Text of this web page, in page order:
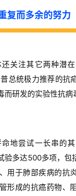
复而多余的努力
关注其它两种潜
总统极力推荐的抗
研发的实验性抗病
地尝试一长串的
多达500多项， 包
用于肺部疾病的抗
形成的抗癌药物、